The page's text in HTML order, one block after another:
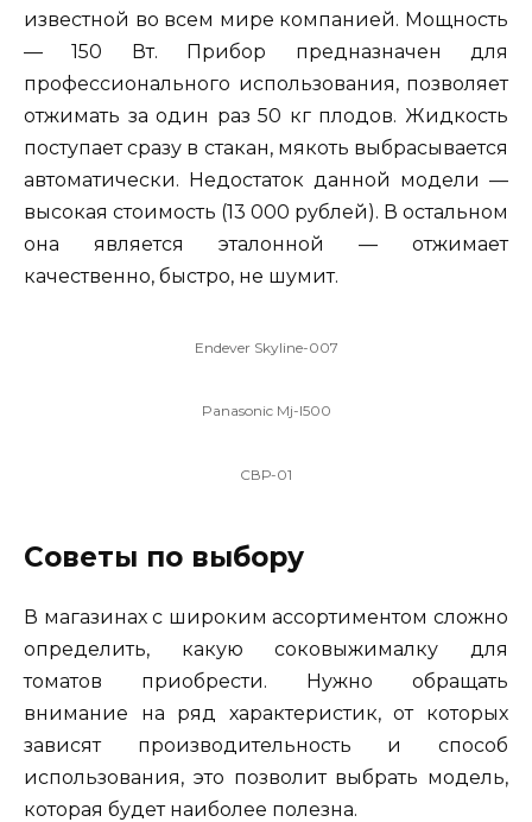
известной во всем мире компанией. Мощность
— 150 Вт. Прибор предназначен для
профессионального использования, позволяет
отжимать за один раз 50 кг плодов. Жидкость
поступает сразу в стакан, мякоть выбрасывается
автоматически. Недостаток данной модели —
высокая стоимость (13 000 рублей). В остальном
она является эталонной — отжимает
качественно, быстро, не шумит.
Endever Skyline-007
Panasonic Mj-l500
СВР-01
Советы по выбору
В магазинах с широким ассортиментом сложно
определить, какую соковыжималку для
томатов приобрести. Нужно обращать
внимание на ряд характеристик, от которых
зависят производительность и способ
использования, это позволит выбрать модель,
которая будет наиболее полезна.